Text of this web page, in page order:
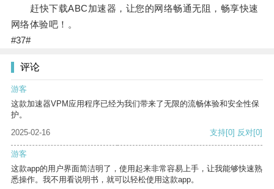
赶快下载ABC加速器，让您的网络畅通无阻，畅享快速
网络体验吧！。
#37#
评论
游客
这款加速器VPM应用程序已经为我们带来了无限的流畅体验和安全性保
护。
2025-02-16
支持[0] 反对[0]
游客
这款app的用户界面简洁明了，使用起来非常容易上手，让我能够快速熟
悉操作。我不用看说明书，就可以轻松使用这款app。